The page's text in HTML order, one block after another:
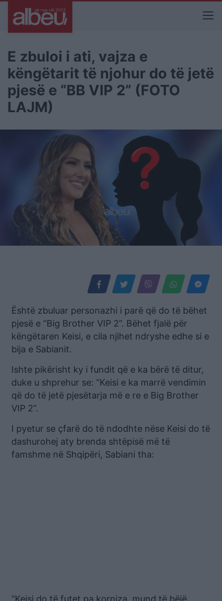
E zbuloi i ati, vajza e
këngëtarit të njohur do të jetë
pjesë e “BB VIP 2” (FOTO
LAJM)
Është zbuluar personazhi i parë që do të bëhet
pjesë e “Big Brother VIP 2”. Bëhet fjalë për
këngëtaren Keisi, e cila njihet ndryshe edhe si e
bija e Sabianit.
Ishte pikërisht ky i fundit që e ka bërë të ditur,
duke u shprehur se: “Keisi e ka marrë vendimin
që do të jetë pjesëtarja më e re e Big Brother
VIP 2”.
I pyetur se çfarë do të ndodhte nëse Keisi do të
dashurohej aty brenda shtëpisë më të
famshme në Shqipëri, Sabiani tha: